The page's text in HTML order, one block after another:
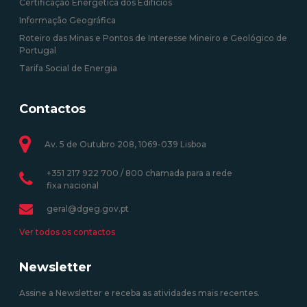
Certificação Energética dos Edifícios
Informação Geográfica
Roteiro das Minas e Pontos de Interesse Mineiro e Geológico de
Portugal
Tarifa Social de Energia
Contactos
Av. 5 de Outubro 208, 1069-039 Lisboa
+351 217 922 700 / 800 chamada para a rede
fixa nacional
geral@dgeg.gov.pt
Ver todos os contactos
Newsletter
Assine a Newsletter e receba as atividades mais recentes.